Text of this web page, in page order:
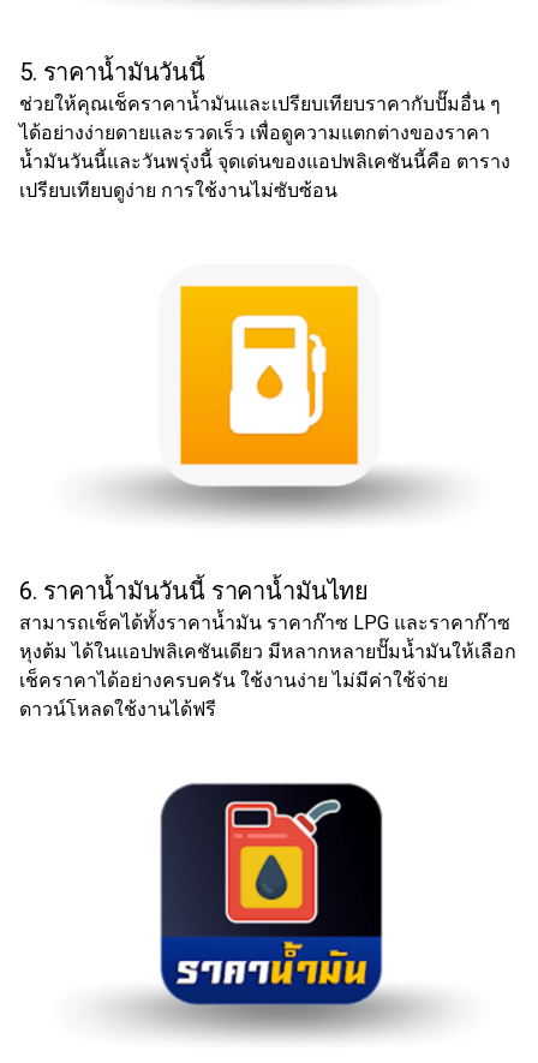
5. ราคาน้ำมันวันนี้
ช่วยให้คุณเช็คราคาน้ำมันและเปรียบเทียบราคากับปั๊มอื่น ๆ
ได้อย่างง่ายดายและรวดเร็ว เพื่อดูความแตกต่างของราคา
น้ำมันวันนี้และวันพรุ่งนี้ จุดเด่นของแอปพลิเคชันนี้คือ ตาราง
เปรียบเทียบดูง่าย การใช้งานไม่ซับซ้อน
6. ราคาน้ำมันวันนี้ราคาน้ำมันไทย
สามารถเช็คได้ทั้งราคาน้ำมัน ราคาก๊าซ LPG และราคาก๊าซ
หุงต้ม ได้ในแอปพลิเคชันเดียว มีหลากหลายปั๊มน้ำมันให้เลือก
เช็คราคาได้อย่างครบครัน ใช้งานง่าย ไม่มีค่าใช้จ่าย
ดาวน์โหลดใช้งานได้ฟรี